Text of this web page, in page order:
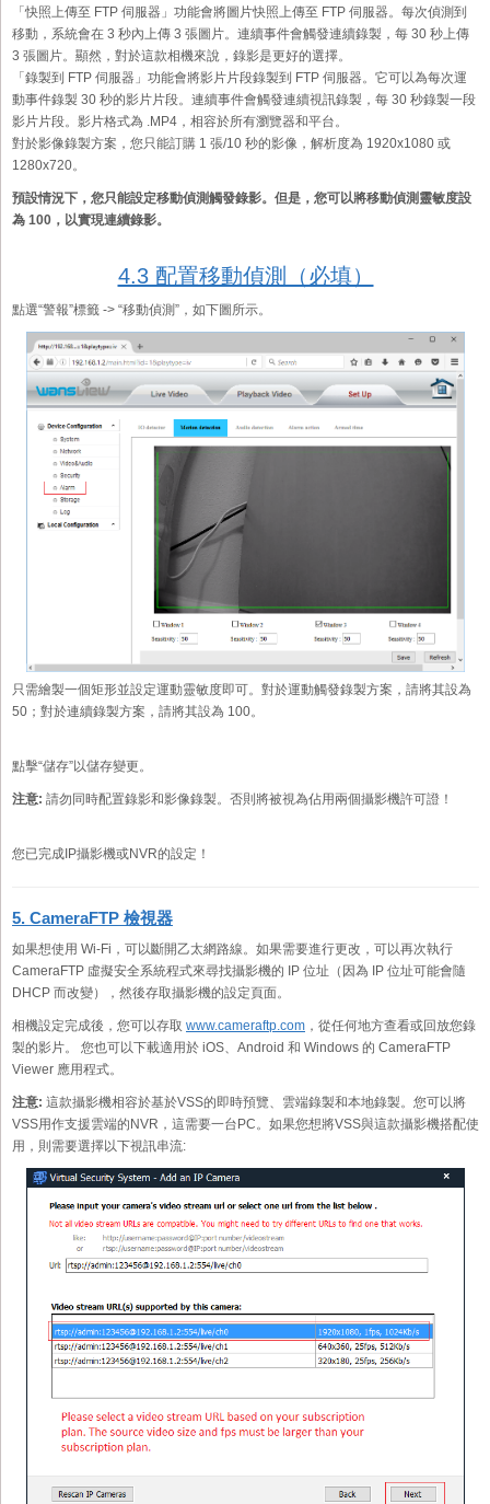
「快照上傳至 FTP 伺服器」功能會將圖片快照上傳至 FTP 伺服器。每次偵測到
移動，系統會在 3 秒內上傳 3 張圖片。連續事件會觸發連續錄製，每 30 秒上傳
3 張圖片。顯然，對於這款相機來說，錄影是更好的選擇。
「錄製到 FTP 伺服器」功能會將影片片段錄製到 FTP 伺服器。它可以為每次運
動事件錄製 30 秒的影片片段。連續事件會觸發連續視訊錄製，每 30 秒錄製一段
影片片段。影片格式為 .MP4，相容於所有瀏覽器和平台。
對於影像錄製方案，您只能訂購 1 張/10 秒的影像，解析度為 1920x1080 或
1280x720。
預設情況下，您只能設定移動偵測觸發錄影。但是，您可以將移動偵測靈敏度設
為 100，以實現連續錄影。
4.3 配置移動偵測（必填）
點選“警報”標籤 -> “移動偵測”，如下圖所示。
只需繪製一個矩形並設定運動靈敏度即可。對於運動觸發錄製方案，請將其設為
50；對於連續錄製方案，請將其設為 100。
點擊“儲存”以儲存變更。
注意: 請勿同時配置錄影和影像錄製。否則將被視為佔用兩個攝影機許可證！
您已完成IP攝影機或NVR的設定！
5. CameraFTP 檢視器
如果想使用 Wi-Fi，可以斷開乙太網路線。如果需要進行更改，可以再次執行
CameraFTP 虛擬安全系統程式來尋找攝影機的 IP 位址（因為 IP 位址可能會隨
DHCP 而改變），然後存取攝影機的設定頁面。
相機設定完成後，您可以存取 www.cameraftp.com ，從任何地方查看或回放您錄
製的影片。 您也可以下載適用於 iOS、Android 和 Windows 的 CameraFTP
Viewer 應用程式。
注意: 這款攝影機相容於基於VSS的即時預覽、雲端錄製和本地錄製。您可以將
VSS用作支援雲端的NVR，這需要一台PC。如果您想將VSS與這款攝影機搭配使
用，則需要選擇以下視訊串流: